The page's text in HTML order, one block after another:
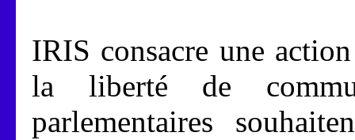
IRIS consacre une
la liberté de
parlementaires